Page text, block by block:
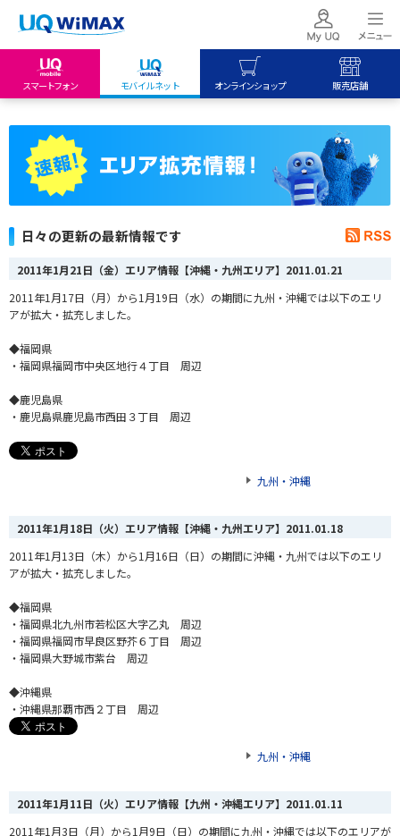
スマートフォン モバイルネット オンラインショップ 販売店舗
My UQ mobile
UQ mobile
UQ WiMAX
UQ WiMAX
日々の更新の最新情報です
2011年1月21日（金）エリア情報【沖縄・九州エリア】 2011.01.21
2011年1月17日（月）から1月19日（水）の期間に九州・沖縄では以下のエリ
アが拡大・拡充しました。
◆福岡県
・福岡県福岡市中央区地行４丁目 周辺
◆鹿児島県
・鹿児島県鹿児島市西田３丁目 周辺
九州・沖縄
2011年1月18日（火）エリア情報【沖縄・九州エリア】 2011.01.18
2011年1月13日（木）から1月16日（日）の期間に沖縄・九州では以下のエリ
アが拡大・拡充しました。
◆福岡県
・福岡県北九州市若松区大字乙丸 周辺
・福岡県福岡市早良区野芥６丁目 周辺
・福岡県大野城市紫台 周辺
◆沖縄県
・沖縄県那覇市西２丁目 周辺
九州・沖縄
2011年1月11日（火）エリア情報【九州・沖縄エリア】 2011.01.11
2011年1月3日（月）から1月9日（日）の期間に九州・沖縄では以下のエリアが